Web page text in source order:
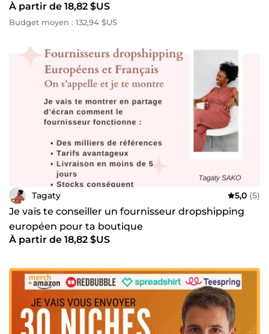
À partir de 18,82 $US
Budget moyen : 132,94 $US
Tagaty 5,0 (5)
Je vais te conseiller un fournisseur dropshipping
européen pour ta boutique
À partir de 18,82 $US